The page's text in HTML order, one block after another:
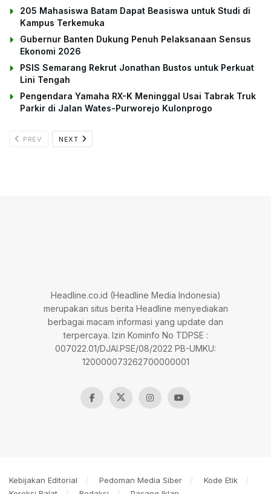
205 Mahasiswa Batam Dapat Beasiswa untuk Studi di
Kampus Terkemuka
Gubernur Banten Dukung Penuh Pelaksanaan Sensus
Ekonomi 2026
PSIS Semarang Rekrut Jonathan Bustos untuk Perkuat
Lini Tengah
Pengendara Yamaha RX-K Meninggal Usai Tabrak Truk
Parkir di Jalan Wates-Purworejo Kulonprogo
PREV NEXT
Headline.co.id (Headline Media Indonesia)
merupakan situs berita Headline menyediakan
berbagai macam informasi yang update dan
terpercaya. Izin Kominfo No TDPSE :
007022.01/DJAI.PSE/08/2022 PB-UMKU:
120000073262700000001
Kebijakan Editorial Pedoman Media Siber
Kode Etik